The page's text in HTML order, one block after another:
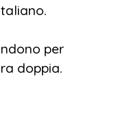
per
doppia.